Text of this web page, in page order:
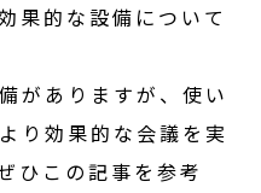
果的な設備について
がありますが、使い
り効果的な会議を実
ひこの記事を参考